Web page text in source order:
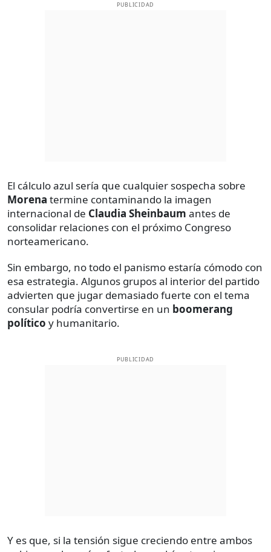
PUBLICIDAD
El cálculo azul sería que cualquier sospecha sobre
Morena termine contaminando la imagen
internacional de Claudia Sheinbaum antes de
consolidar relaciones con el próximo Congreso
norteamericano.
Sin embargo, no todo el panismo estaría cómodo con
esa estrategia. Algunos grupos al interior del partido
advierten que jugar demasiado fuerte con el tema
consular podría convertirse en un boomerang
político y humanitario.
PUBLICIDAD
Y es que, si la tensión sigue creciendo entre ambos